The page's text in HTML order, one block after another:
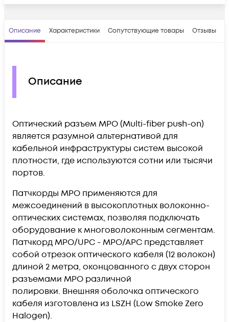
Описание Характеристики Сопутствующие товары Отзывы
Описание
Оптический разъем MPO (Multi-fiber push-on)
является разумной альтернативой для
кабельной инфраструктуры систем высокой
плотности, где используются сотни или тысячи
портов.
Патчкорды MPO применяются для
межсоединений в высокоплотных волоконно-
оптических системах, позволяя подключать
оборудование к многоволоконным сегментам.
ПатчкордMPO/UPC - MPO/APC представляет
собой отрезок оптического кабеля (12 волокон)
длиной 2 метра, оконцованного с двух сторон
разъемами MPO различной
полировки. Внешняя оболочка оптического
кабеля изготовлена из LSZH (Low Smoke Zero
Halogen).